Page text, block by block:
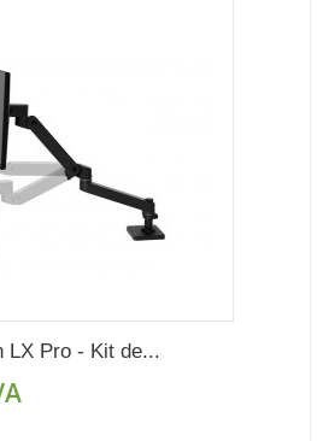
LX Pro - Kit de...